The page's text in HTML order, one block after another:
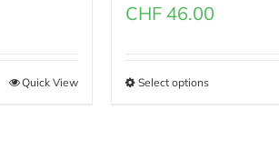
Quick View
CHF 46.00
Select options